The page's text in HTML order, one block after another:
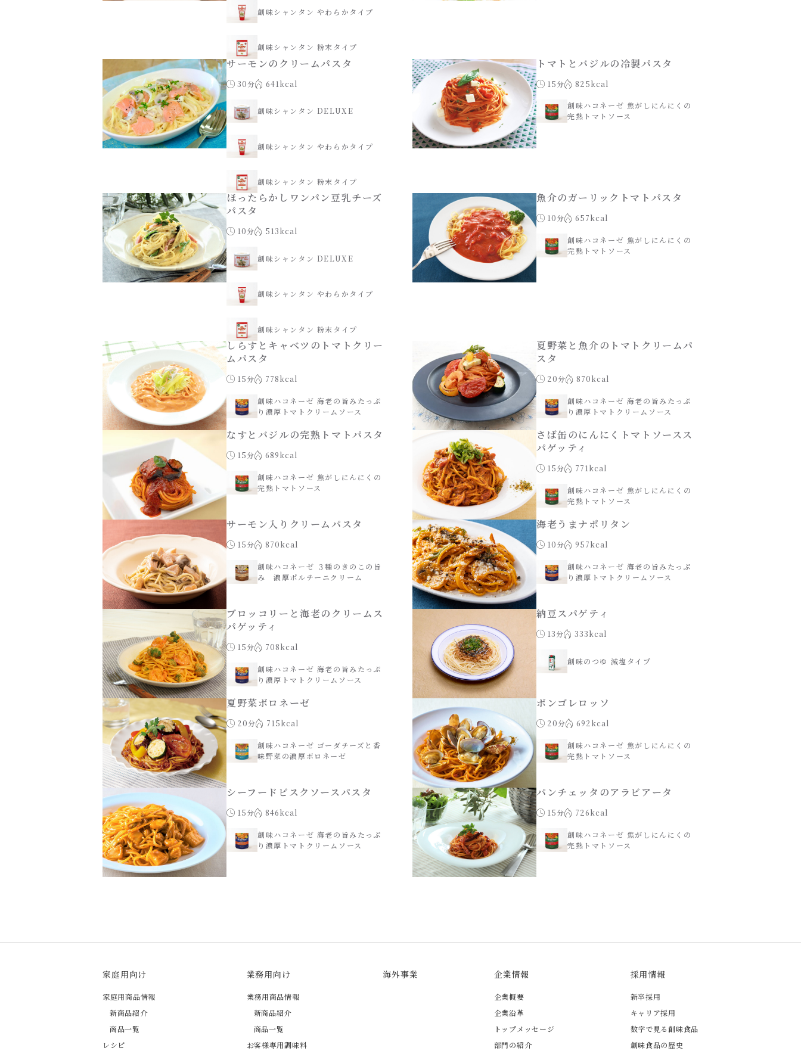
創味シャンタン やわらかタイプ
創味シャンタン 粉末タイプ
サーモンのクリームパスタ
30分 641kcal
創味シャンタン DELUXE
創味シャンタン やわらかタイプ
創味シャンタン 粉末タイプ
トマトとバジルの冷製パスタ
15分 825kcal
創味ハコネーゼ 焦がしにんにくの
完熟トマトソース
ほったらかしワンパン豆乳チーズ
パスタ
10分 513kcal
創味シャンタン DELUXE
創味シャンタン やわらかタイプ
創味シャンタン 粉末タイプ
魚介のガーリックトマトパスタ
10分 657kcal
創味ハコネーゼ 焦がしにんにくの
完熟トマトソース
しらすとキャベツのトマトクリー
ムパスタ
15分 778kcal
創味ハコネーゼ 海老の旨みたっぷ
り濃厚トマトクリームソース
夏野菜と魚介のトマトクリームパ
スタ
20分 870kcal
創味ハコネーゼ 海老の旨みたっぷ
り濃厚トマトクリームソース
なすとバジルの完熟トマトパスタ
15分 689kcal
創味ハコネーゼ 焦がしにんにくの
完熟トマトソース
さば缶のにんにくトマトソースス
パゲッティ
15分 771kcal
創味ハコネーゼ 焦がしにんにくの
完熟トマトソース
サーモン入りクリームパスタ
15分 870kcal
創味ハコネーゼ ３種のきのこの旨
み 濃厚ポルチーニクリーム
海老うまナポリタン
10分 957kcal
創味ハコネーゼ 海老の旨みたっぷ
り濃厚トマトクリームソース
ブロッコリーと海老のクリームス
パゲッティ
15分 708kcal
創味ハコネーゼ 海老の旨みたっぷ
り濃厚トマトクリームソース
納豆スパゲティ
13分 333kcal
創味のつゆ 減塩タイプ
夏野菜ボロネーゼ
20分 715kcal
創味ハコネーゼ ゴーダチーズと香
味野菜の濃厚ボロネーゼ
ボンゴレロッソ
20分 692kcal
創味ハコネーゼ 焦がしにんにくの
完熟トマトソース
シーフードビスクソースパスタ
15分 846kcal
創味ハコネーゼ 海老の旨みたっぷ
り濃厚トマトクリームソース
パンチェッタのアラビアータ
15分 726kcal
創味ハコネーゼ 焦がしにんにくの
完熟トマトソース
家庭用向け
家庭用商品情報
新商品紹介
商品一覧
レシピ
業務用向け
業務用商品情報
新商品紹介
商品一覧
お客様専用調味料
海外事業 企業情報
企業概要
企業沿革
トップメッセージ
部門の紹介
採用情報
新卒採用
キャリア採用
数字で見る創味食品
創味食品の歴史